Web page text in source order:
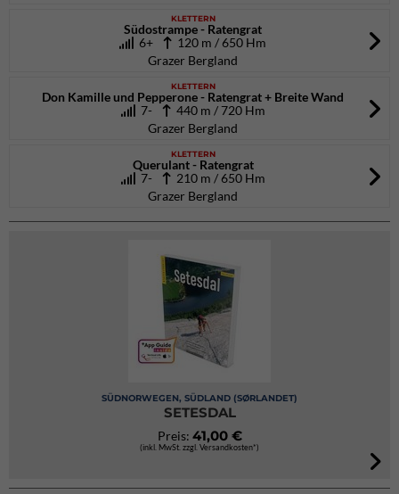
KLETTERN
Südostrampe - Ratengrat
6+
120 m / 650 Hm
Grazer Bergland
KLETTERN
Don Kamille und Pepperone - Ratengrat + Breite Wand
7- 440 m / 720 Hm
Grazer Bergland
KLETTERN
Querulant - Ratengrat
7- 210 m / 650 Hm
Grazer Bergland
SÜDNORWEGEN, SÜDLAND (SØRLANDET)
SETESDAL
Preis: 41,00 €
(inkl. MwSt. zzgl. Versandkosten*)